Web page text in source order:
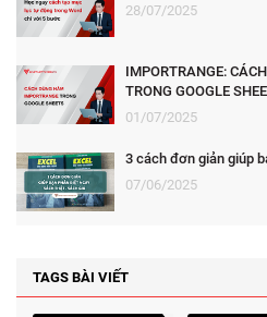
28/07/2025
IMPORTRANGE:
TRONG GOOGLE
01/07/2025
3 cách đơn giản giúp
07/06/2025
TAGS BÀI VIẾT